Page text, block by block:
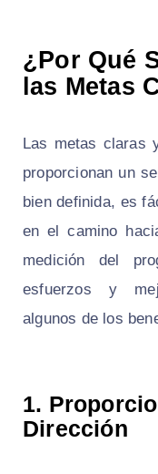
¿Por Qué
las Metas
Las metas claras
proporcionan un
bien definida, es
en el camino
medición del
esfuerzos y
algunos de los
1.
Dirección